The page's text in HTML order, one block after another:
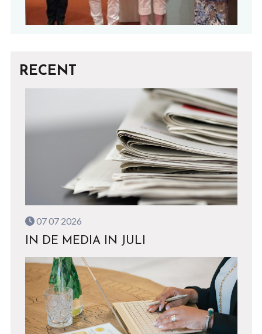
RECENT
07 07 2026
IN DE MEDIA IN JULI